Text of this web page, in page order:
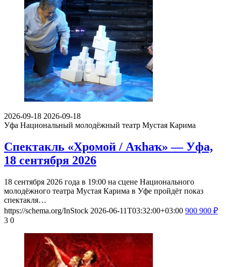
2026-09-18 2026-09-18
Уфа Национальный молодёжный театр Мустая Карима
Спектакль «Хромой / Аҡһаҡ» — Уфа,
18 сентября 2026
18 сентября 2026 года в 19:00 на сцене Национального
молодёжного театра Мустая Карима в Уфе пройдёт показ
спектакля…
https://schema.org/InStock 2026-06-11T03:32:00+03:00 900 900 ₽
3 0